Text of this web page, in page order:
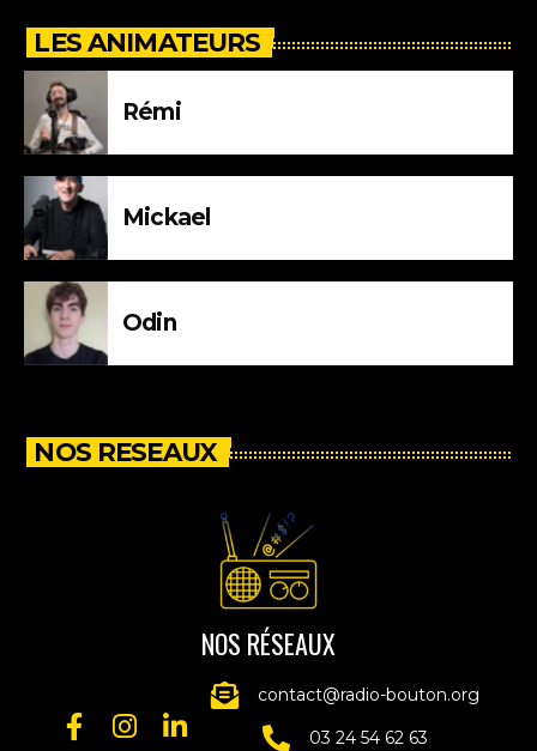
LES ANIMATEURS
Rémi
Mickael
Odin
NOS RESEAUX
NOS RÉSEAUX
contact@radio-bouton.org
03 24 54 62 63